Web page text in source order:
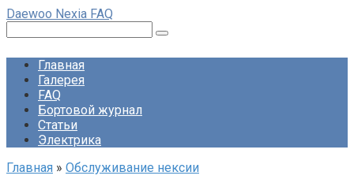
Перейти
контенту
Daewoo Nexia FAQ
Главная
Галерея
FAQ
Бортовой журнал
Статьи
Электрика
Главная » Обслуживание нексии